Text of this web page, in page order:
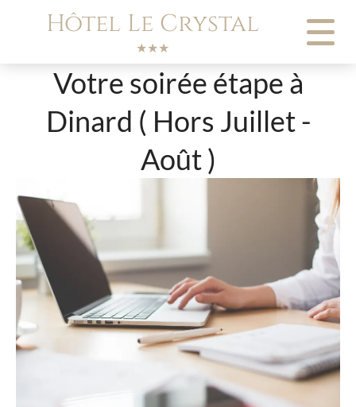
Hôtel Le Crystal
★★★
Votre soirée étape à
Dinard ( Hors Juillet -
Août )